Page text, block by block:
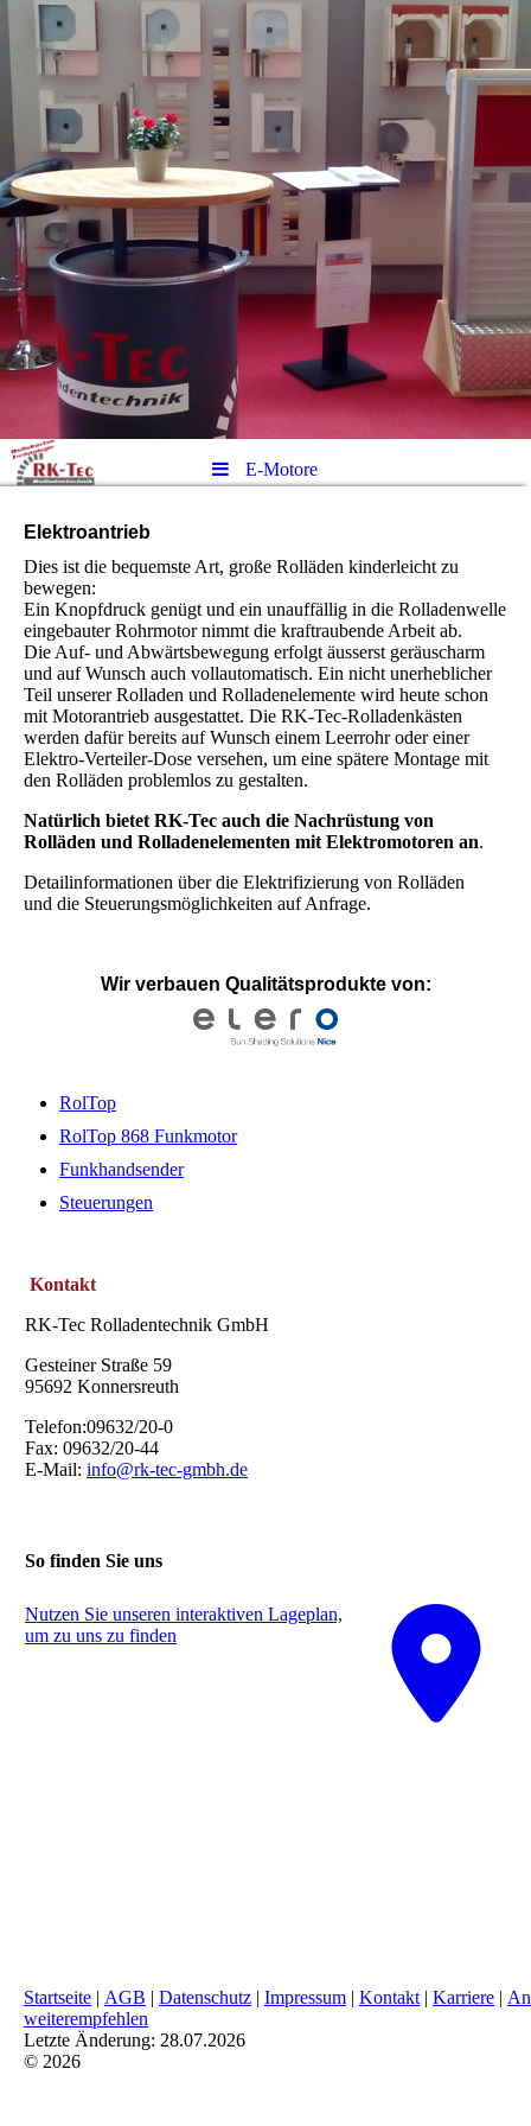
E-Motore
Elektroantrieb
Dies ist die bequemste Art, große Rolläden kinderleicht zu
bewegen:
Ein Knopfdruck genügt und ein unauffällig in die Rolladenwelle
eingebauter Rohrmotor nimmt die kraftraubende Arbeit ab.
Die Auf- und Abwärtsbewegung erfolgt äusserst geräuscharm
und auf Wunsch auch vollautomatisch. Ein nicht unerheblicher
Teil unserer Rolladen und Rolladenelemente wird heute schon
mit Motorantrieb ausgestattet. Die RK-Tec-Rolladenkästen
werden dafür bereits auf Wunsch einem Leerrohr oder einer
Elektro-Verteiler-Dose versehen, um eine spätere Montage mit
den Rolläden problemlos zu gestalten.
Natürlich bietet RK-Tec auch die Nachrüstung von
Rolläden und Rolladenelementen mit Elektromotoren an.
Detailinformationen über die Elektrifizierung von Rolläden
und die Steuerungsmöglichkeiten auf Anfrage.
Wir verbauen Qualitätsprodukte von:
RolTop
RolTop 868 Funkmotor
Funkhandsender
Steuerungen
Kontakt
RK-Tec Rolladentechnik GmbH
Gesteiner Straße 59
95692 Konnersreuth
Telefon:09632/20-0
Fax: 09632/20-44
E-Mail: info@rk-tec-gmbh.de
So finden Sie uns
Nutzen Sie unseren interaktiven La­ge­plan,
um zu uns zu finden
Startseite | AGB | Datenschutz | Impressum | Kontakt | Karriere |
weiterempfehlen
Letzte Änderung: 28.07.2026
© 2026